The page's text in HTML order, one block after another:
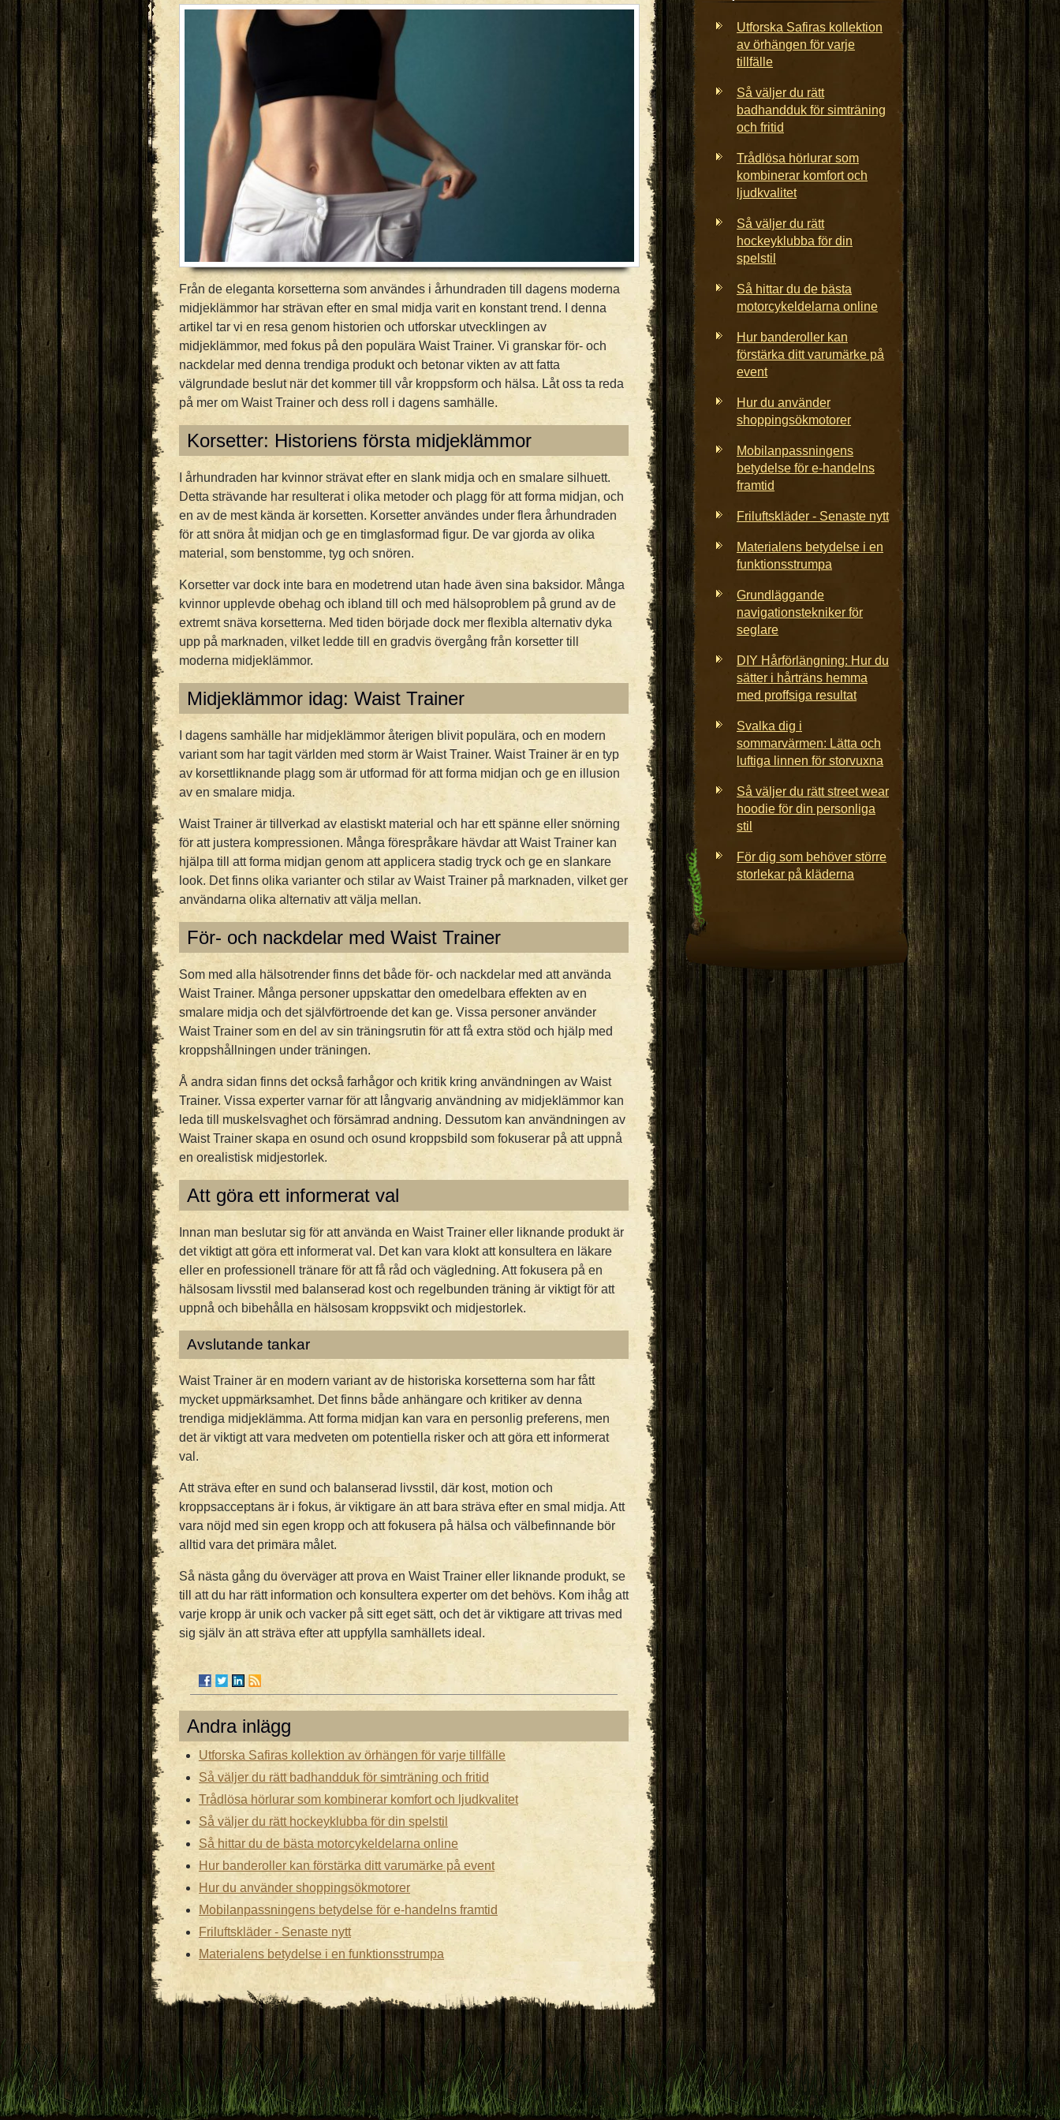
Från de eleganta korsetterna som användes i århundraden till dagens moderna
midjeklämmor har strävan efter en smal midja varit en konstant trend. I denna
artikel tar vi en resa genom historien och utforskar utvecklingen av
midjeklämmor, med fokus på den populära Waist Trainer. Vi granskar för- och
nackdelar med denna trendiga produkt och betonar vikten av att fatta
välgrundade beslut när det kommer till vår kroppsform och hälsa. Låt oss ta reda
på mer om Waist Trainer och dess roll i dagens samhälle.
Korsetter: Historiens första midjeklämmor
I århundraden har kvinnor strävat efter en slank midja och en smalare silhuett.
Detta strävande har resulterat i olika metoder och plagg för att forma midjan, och
en av de mest kända är korsetten. Korsetter användes under flera århundraden
för att snöra åt midjan och ge en timglasformad figur. De var gjorda av olika
material, som benstomme, tyg och snören.
Korsetter var dock inte bara en modetrend utan hade även sina baksidor. Många
kvinnor upplevde obehag och ibland till och med hälsoproblem på grund av de
extremt snäva korsetterna. Med tiden började dock mer flexibla alternativ dyka
upp på marknaden, vilket ledde till en gradvis övergång från korsetter till
moderna midjeklämmor.
Midjeklämmor idag: Waist Trainer
I dagens samhälle har midjeklämmor återigen blivit populära, och en modern
variant som har tagit världen med storm är Waist Trainer. Waist Trainer är en typ
av korsettliknande plagg som är utformad för att forma midjan och ge en illusion
av en smalare midja.
Waist Trainer är tillverkad av elastiskt material och har ett spänne eller snörning
för att justera kompressionen. Många förespråkare hävdar att Waist Trainer kan
hjälpa till att forma midjan genom att applicera stadig tryck och ge en slankare
look. Det finns olika varianter och stilar av Waist Trainer på marknaden, vilket ger
användarna olika alternativ att välja mellan.
För- och nackdelar med Waist Trainer
Som med alla hälsotrender finns det både för- och nackdelar med att använda
Waist Trainer. Många personer uppskattar den omedelbara effekten av en
smalare midja och det självförtroende det kan ge. Vissa personer använder
Waist Trainer som en del av sin träningsrutin för att få extra stöd och hjälp med
kroppshållningen under träningen.
Å andra sidan finns det också farhågor och kritik kring användningen av Waist
Trainer. Vissa experter varnar för att långvarig användning av midjeklämmor kan
leda till muskelsvaghet och försämrad andning. Dessutom kan användningen av
Waist Trainer skapa en osund och osund kroppsbild som fokuserar på att uppnå
en orealistisk midjestorlek.
Att göra ett informerat val
Innan man beslutar sig för att använda en Waist Trainer eller liknande produkt är
det viktigt att göra ett informerat val. Det kan vara klokt att konsultera en läkare
eller en professionell tränare för att få råd och vägledning. Att fokusera på en
hälsosam livsstil med balanserad kost och regelbunden träning är viktigt för att
uppnå och bibehålla en hälsosam kroppsvikt och midjestorlek.
Avslutande tankar
Waist Trainer är en modern variant av de historiska korsetterna som har fått
mycket uppmärksamhet. Det finns både anhängare och kritiker av denna
trendiga midjeklämma. Att forma midjan kan vara en personlig preferens, men
det är viktigt att vara medveten om potentiella risker och att göra ett informerat
val.
Att sträva efter en sund och balanserad livsstil, där kost, motion och
kroppsacceptans är i fokus, är viktigare än att bara sträva efter en smal midja. Att
vara nöjd med sin egen kropp och att fokusera på hälsa och välbefinnande bör
alltid vara det primära målet.
Så nästa gång du överväger att prova en Waist Trainer eller liknande produkt, se
till att du har rätt information och konsultera experter om det behövs. Kom ihåg att
varje kropp är unik och vacker på sitt eget sätt, och det är viktigare att trivas med
sig själv än att sträva efter att uppfylla samhällets ideal.
Andra inlägg
Utforska Safiras kollektion av örhängen för varje tillfälle
Så väljer du rätt badhandduk för simträning och fritid
Trådlösa hörlurar som kombinerar komfort och ljudkvalitet
Så väljer du rätt hockeyklubba för din spelstil
Så hittar du de bästa motorcykeldelarna online
Hur banderoller kan förstärka ditt varumärke på event
Hur du använder shoppingsökmotorer
Mobilanpassningens betydelse för e-handelns framtid
Friluftskläder - Senaste nytt
Materialens betydelse i en funktionsstrumpa
Utforska Safiras kollektion
av örhängen för varje
tillfälle
Så väljer du rätt
badhandduk för simträning
och fritid
Trådlösa hörlurar som
kombinerar komfort och
ljudkvalitet
Så väljer du rätt
hockeyklubba för din
spelstil
Så hittar du de bästa
motorcykeldelarna online
Hur banderoller kan
förstärka ditt varumärke på
event
Hur du använder
shoppingsökmotorer
Mobilanpassningens
betydelse för e-handelns
framtid
Friluftskläder - Senaste nytt
Materialens betydelse i en
funktionsstrumpa
Grundläggande
navigationstekniker för
seglare
DIY Hårförlängning: Hur du
sätter i hårträns hemma
med proffsiga resultat
Svalka dig i
sommarvärmen: Lätta och
luftiga linnen för storvuxna
Så väljer du rätt street wear
hoodie för din personliga
stil
För dig som behöver större
storlekar på kläderna